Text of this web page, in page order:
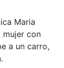
Maria
mujer con
a un carro,